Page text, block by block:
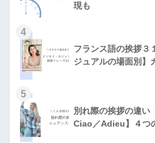
現も
4
フランス語の挨拶３
ジュアルの場面別】
5
別れ際の挨拶の違
Ciao／Adieu】４つ